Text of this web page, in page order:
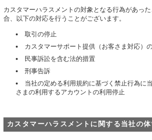
カスタマーハラスメントの対象となる行為があっ
合、以下の対応を行うことがございます。
取引の停止
カスタマーサポート提供（お客さま対応）
民事訴訟を含む法的措置
刑事告訴
当社の定める利用規約に基づく禁止行為に
さまの利用するアカウントの利用停止
カスタマーハラスメントに関する当社の